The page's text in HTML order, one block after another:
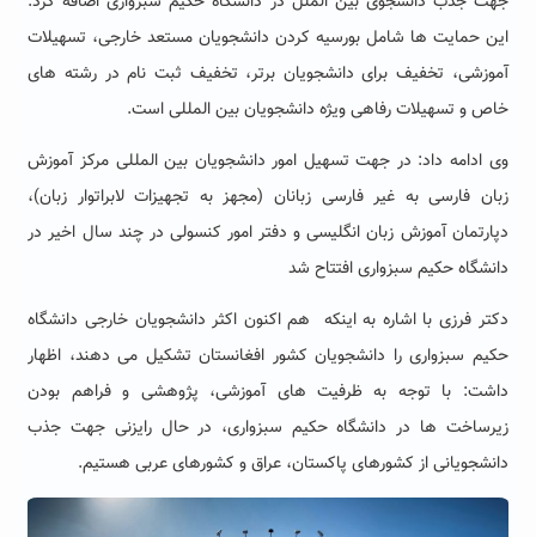
این حمایت ها شامل بورسیه کردن دانشجویان مستعد خارجی، تسهیلات
آموزشی، تخفیف برای دانشجویان برتر، تخفیف ثبت نام در رشته های
خاص و تسهیلات رفاهی ویژه دانشجویان بین المللی است.
وی ادامه داد: در جهت تسهیل امور دانشجویان بین المللی مرکز آموزش
زبان فارسی به غیر فارسی زبانان (مجهز به تجهیزات لابراتوار زبان)،
دپارتمان آموزش زبان انگلیسی و دفتر امور کنسولی در چند سال اخیر در
دانشگاه حکیم سبزواری افتتاح شد
دکتر فرزی با اشاره به اینکه هم اکنون اکثر دانشجویان خارجی دانشگاه
حکیم سبزواری را دانشجویان کشور افغانستان تشکیل می دهند، اظهار
داشت: با توجه به ظرفیت های آموزشی، پژوهشی و فراهم بودن
زیرساخت ها در دانشگاه حکیم سبزواری، در حال رایزنی جهت جذب
دانشجویانی از کشورهای پاکستان، عراق و کشورهای عربی هستیم.